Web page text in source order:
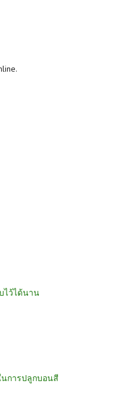
ไว้ได้นาน
การปลูกบอนสี